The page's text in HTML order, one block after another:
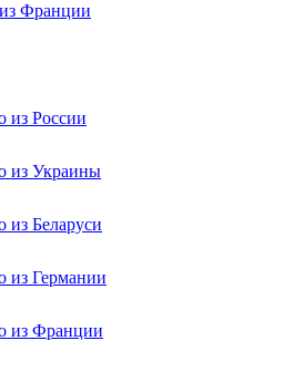
Франции
из России
из Украины
из Беларуси
из Германии
из Франции